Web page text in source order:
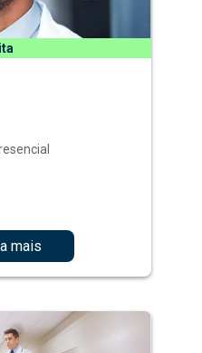
mais